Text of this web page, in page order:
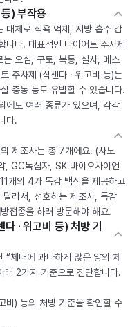
) 부작용
대체로 식욕 억제, 지방 흡수 감
니다. 대표적인 다이어트 주사제
는 오심, 구토, 복통, 설사, 메스
주사제 (삭센다 · 위고비 등)는
충동 등도 유발할 수 있습니다.
에도 여러 종류가 있으며, 각각
다.
제조사는 총 7개에요. (사노
, GC녹십자, SK 바이오사이언
개의 4가 독감 백신을 제공하고
라서, 선호하는 제조사, 독감
접종을 하러 방문해야 해요.
· 위고비 등) 처방 기
“체내에 과다하게 많은 양의 체
래 2가지 기준으로 진단합니다.
비) 등의 처방 기준을 확인할 수